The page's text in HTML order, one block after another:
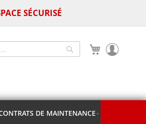
SÉCURISÉ
Mon panier
Chercher
DE MAINTENANCE